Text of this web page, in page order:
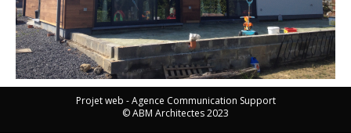
Projet web -Agence Communication Support
© ABM Architectes 2023